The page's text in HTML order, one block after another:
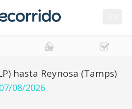
hasta Reynosa (Tamps)
07/08/2026